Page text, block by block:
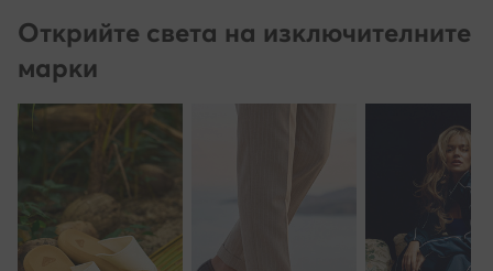
Открийте света на изключителните
марки